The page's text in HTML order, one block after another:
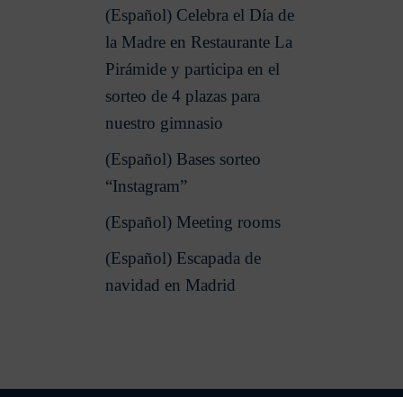
(Español) Celebra el Día de
la Madre en Restaurante La
Pirámide y participa en el
sorteo de 4 plazas para
nuestro gimnasio
(Español) Bases sorteo
“Instagram”
(Español) Meeting rooms
(Español) Escapada de
navidad en Madrid